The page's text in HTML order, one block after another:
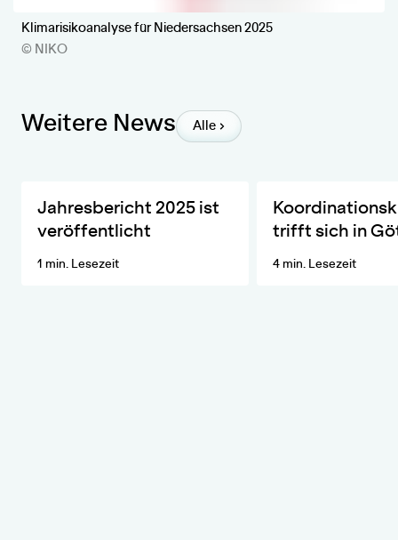
Klimarisikoanalyse für Niedersachsen 2025
© NIKO
Weitere News Alle
Jahresbericht 2025 ist
veröffentlicht
Die wichtigsten Entwicklungen und Aktivitäten des ZKfN im
1 min. Lesezeit
trifft sich in
DIVERSA lädt das
4 min. Lesezeit